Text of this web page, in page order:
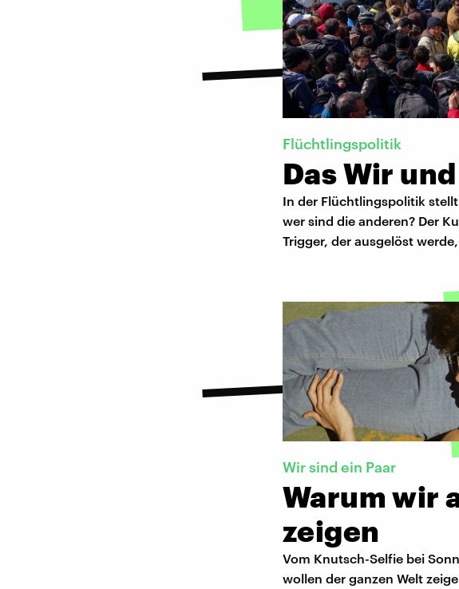
Flüchtlingspolitik
Das Wir
In der Flüchtlingspolitik
wer sind die anderen? Der
Trigger, der ausgelöst
Wir sind ein Paar
Warum wir
zeigen
Vom Knutsch-Selfie bei
wollen der ganzen Welt